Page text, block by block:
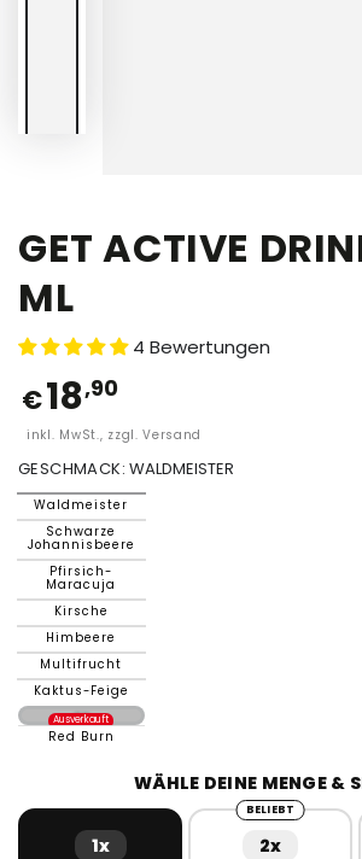
GET ACTIVE
ML
4 Bewertungen
€18,90
inkl. MwSt., zzgl. Versand
GESCHMACK:WALDMEISTER
Waldmeister
Schwarze
Johannisbeere
Pfirsich-
Maracuja
Kirsche
Himbeere
Multifrucht
Kaktus-Feige
Ausverkauft
Red Burn
WÄHLE DEINE MENGE &
1x
BELIEBT
2x